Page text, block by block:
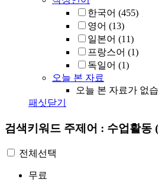
한국어 (455)
영어 (13)
일본어 (11)
프랑스어 (1)
독일어 (1)
오늘 본 자료
오늘 본 자료가 없
패싯닫기
검색키워드 주제어 : 수업활동
전체선택
무료